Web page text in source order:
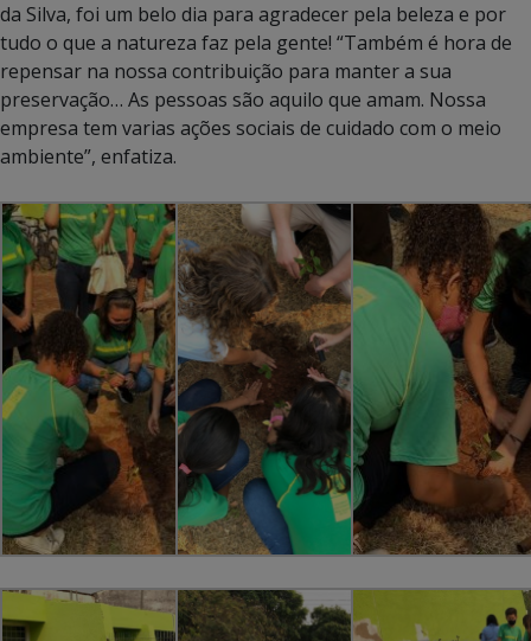
da Silva, foi um belo dia para agradecer pela beleza e por
tudo o que a natureza faz pela gente! “Também é hora de
repensar na nossa contribuição para manter a sua
preservação… As pessoas são aquilo que amam. Nossa
empresa tem varias ações sociais de cuidado com o meio
ambiente”, enfatiza.